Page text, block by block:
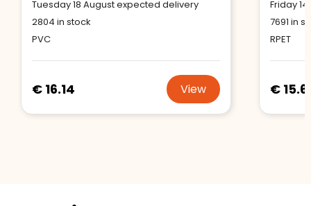
Tuesday 18 August expected delivery
2804 in stock
PVC
€ 16.14 View
Friday
7691 in
RPET
€